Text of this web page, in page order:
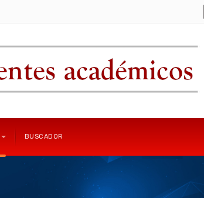
BUSCADOR